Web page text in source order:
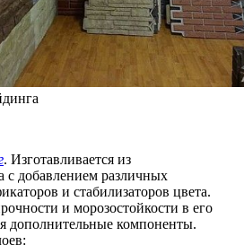
. Изготавливается из
с добавлением различных
и стабилизаторов цвета.
и морозостойкости в его
дополнительные компоненты.